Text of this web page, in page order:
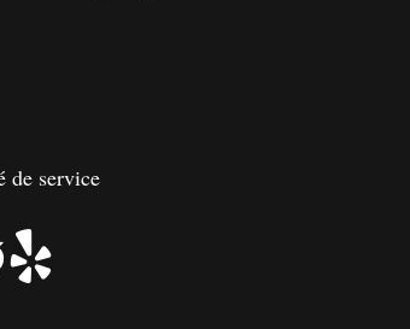
de service
